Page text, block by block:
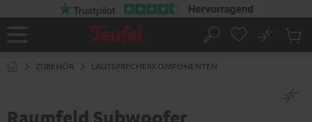
Startseite
Suche
No
ZUBEHÖR LAUTSPRECHERKOMPONENTEN
Raumfeld Subwoofer